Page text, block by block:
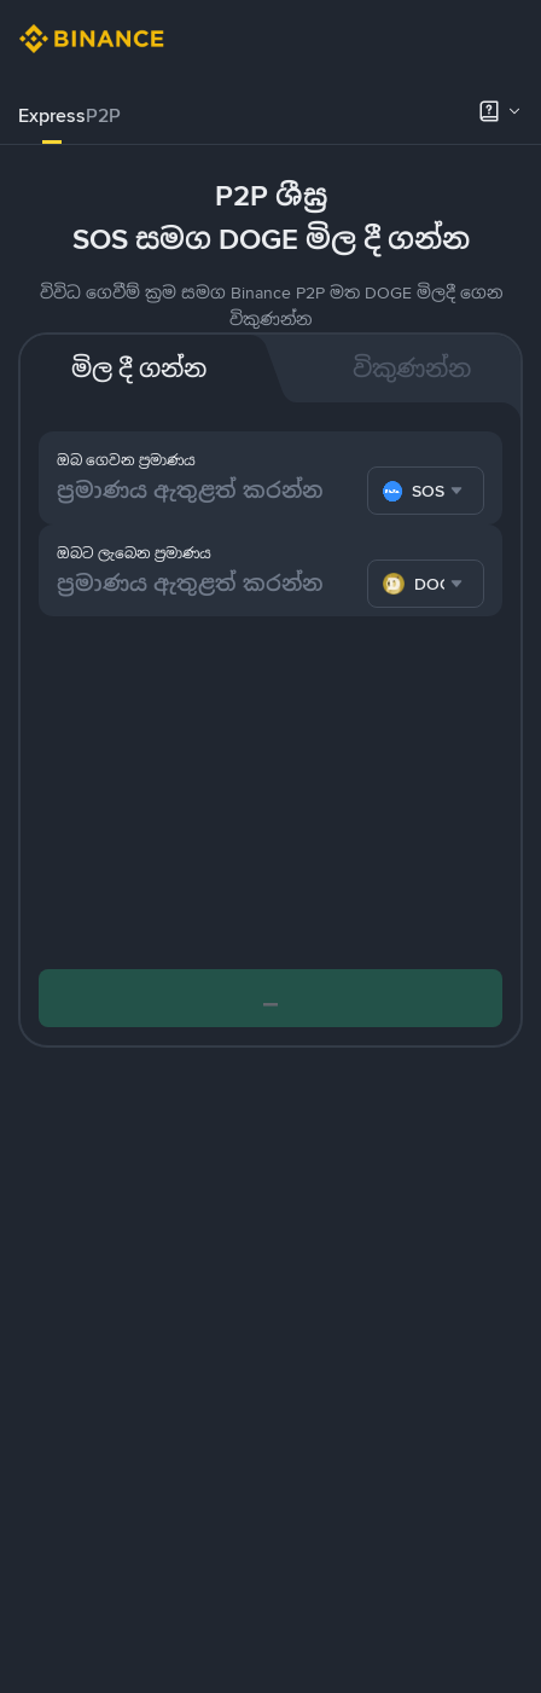
ExpressP2P
P2P ශීඝ්‍ර
SOS සමග DOGE මිල දී ගන්න
විවිධ ගෙවීම් ක්‍රම සමග Binance P2P මත DOGE මිලදී ගෙන
විකුණන්න
මිල දී ගන්න විකුණන්න
ඔබ ගෙවන ප්‍රමාණය
SOS
ඔබට ලැබෙන ප්‍රමාණය
DOGE